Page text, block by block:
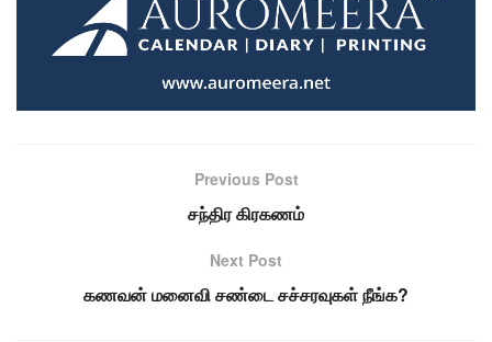
Previous Post
சந்திர கிரகணம்
Next Post
கணவன் மனைவி சண்டை சச்சரவுகள் நீங்க?